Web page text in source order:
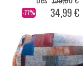
, c'est augmenter la
aussi la propreté
recommandé d'agir
déversements sur votre
produits pour les nettoyer
conserverez de
-77% 34,99 €